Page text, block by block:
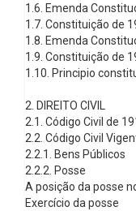
1.6. Emenda
1.7. Constituição de
1.8. Emenda
1.9. Constituição de
1.10. Principio
2. DIREITO CIVIL
2.1. Código Civil de
2.2. Código Civil
2.2.1. Bens Públicos
2.2.2. Posse
A posição da posse
Exercício da posse